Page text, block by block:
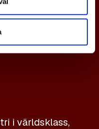
i världsklass,